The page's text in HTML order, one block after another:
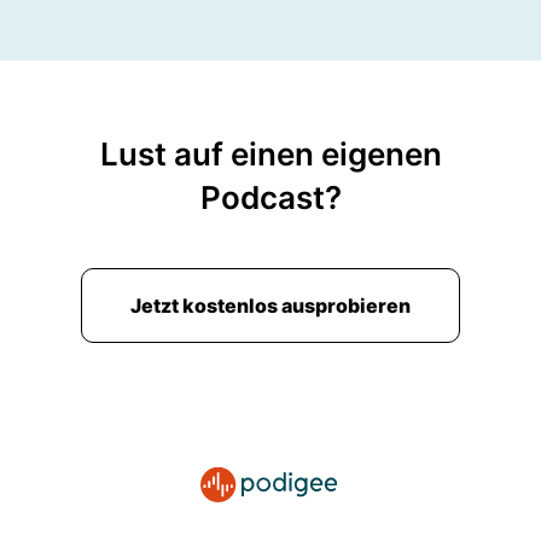
00:01:30: Das wäre dann so... Räutige Carpool
Karaoke gewesen.
00:01:36: Da ist ja schon die Qualität auch.
00:01:39: Ja, auch so genau.
00:01:45: Wer die Qualität zu schlecht oder
Lust auf einen eigenen
Podcast?
Jetzt kostenlos ausprobieren